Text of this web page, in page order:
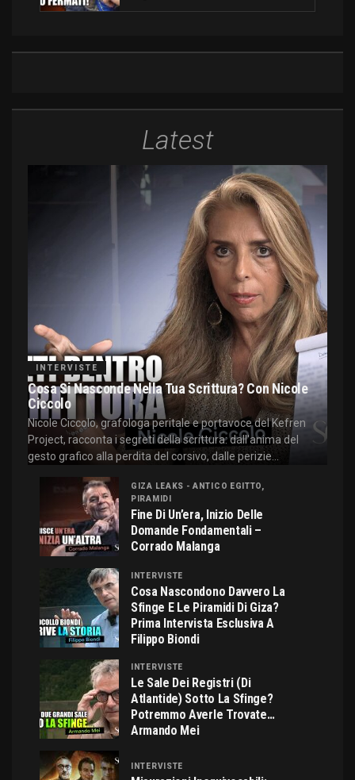
Latest
INTERVISTE
Cosa Si Nasconde Nella Tua Scrittura? Con Nicole
Ciccolo
Nicole Ciccolo, grafologa peritale e portavoce del Kefren
Project, racconta i segreti della scrittura: dall'anima del
gesto grafico alla perdita del corsivo, dalle perizie...
GIZA LEAKS - ANTICO EGITTO,
PIRAMIDI
Fine Di Un’era, Inizio Delle
Domande Fondamentali –
Corrado Malanga
INTERVISTE
Cosa Nascondono Davvero La
Sfinge E Le Piramidi Di Giza?
Prima Intervista Esclusiva A
Filippo Biondi
INTERVISTE
Le Sale Dei Registri (di
Atlantide) Sotto La Sfinge?
Potremmo Averle Trovate…
Armando Mei
INTERVISTE